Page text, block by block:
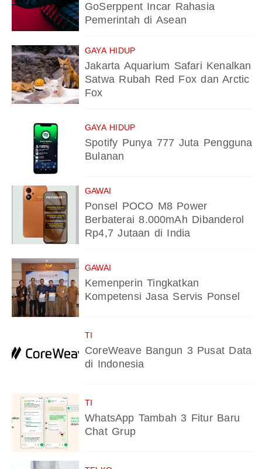
GoSerppent Incar Rahasia
Pemerintah di Asean
GAYA HIDUP
Jakarta Aquarium Safari Kenalkan
Satwa Rubah Red Fox dan Arctic
Fox
GAYA HIDUP
Spotify Punya 777 Juta Pengguna
Bulanan
GAWAI
Ponsel POCO M8 Power
Berbaterai 8.000mAh Dibanderol
Rp4,7 Jutaan di India
GAWAI
Kemenperin Tingkatkan
Kompetensi Jasa Servis Ponsel
TI
CoreWeave Bangun 3 Pusat Data
di Indonesia
TI
WhatsApp Tambah 3 Fitur Baru
Chat Grup